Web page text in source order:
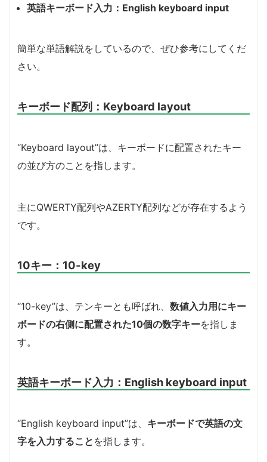
英語キーボード入力：English keyboard input
簡単な単語解説をしているので、ぜひ参考にしてくだ
さい。
キーボード配列：Keyboard layout
“Keyboard layout”は、キーボードに配置されたキー
の並び方のことを指します。
主にQWERTY配列やAZERTY配列などが存在するよう
です。
10キー：10-key
“10-key”は、テンキーとも呼ばれ、 数値入力用にキー
ボードの右側に配置された10個の数字キーを指しま
す。
英語キーボード入力：English keyboard input
“English keyboard input”は、 キーボードで英語の文
字を入力すること を指します。